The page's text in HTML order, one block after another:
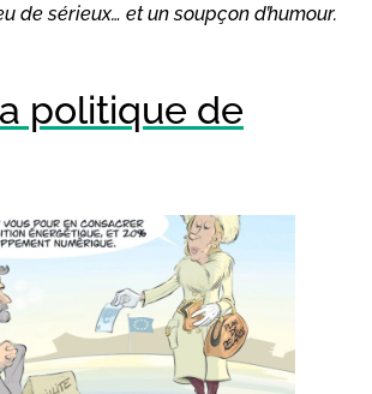
de sérieux… et un soupçon d’humour.
politique de